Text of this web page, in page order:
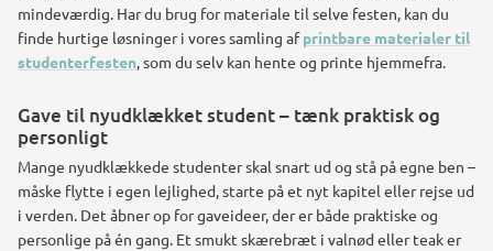
mindeværdig. Har du brug for materiale til selve festen, kan du
finde hurtige løsninger i vores samling afprintbare materialer til
studenterfesten, som du selv kan hente og printe hjemmefra.
Gave til nyudklækket student – tænk praktisk og
personligt
Mange nyudklækkede studenter skal snart ud og stå på egne ben –
måske flytte i egen lejlighed, starte på et nyt kapitel eller rejse ud
i verden. Det åbner op for gaveideer, der er både praktiske og
personlige på én gang. Et smukt skærebræt i valnød eller teak er